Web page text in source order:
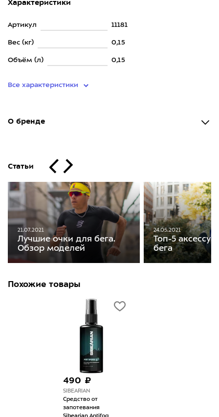
Характеристики
Артикул 11181
Вес (кг) 0,15
Объём (л) 0,15
Все характеристики
О бренде
Статьи
21.07.2021
Лучшие очки для бега.
Обзор моделей
24.05.2021
Топ-5
бега
Похожие товары
490 ₽
SIBEARIAN
Средство от
запотевания